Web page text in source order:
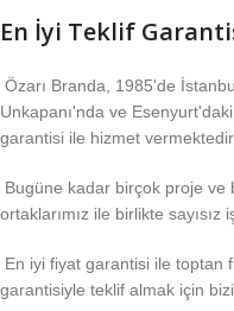
En İyi Teklif
Özarı Branda, 1985'de
Unkapanı'nda ve
garantisi ile hizmet vermektedir.
Bugüne kadar birçok proje ve
ortaklarımız ile birlikte sayısız
En iyi fiyat garantisi ile toptan
garantisiyle teklif almak için